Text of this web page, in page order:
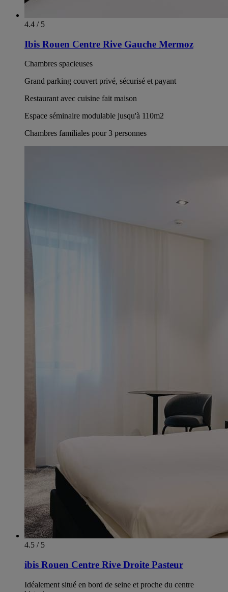
4.4 / 5
Ibis Rouen Centre Rive Gauche Mermoz
Chambres spacieuses
Grand parking couvert privé, sécurisé et payant
Restaurant avec cuisine fait maison
Espace séminaire modulable jusqu'à 110m2
Chambres familiales pour 3 personnes
4.5 / 5
ibis Rouen Centre Rive Droite Pasteur
Idéalement situé en bord de seine et proche du centre